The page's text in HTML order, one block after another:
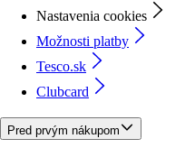
Nastavenia cookies
Možnosti platby
Tesco.sk
Clubcard
Pred prvým nákupom